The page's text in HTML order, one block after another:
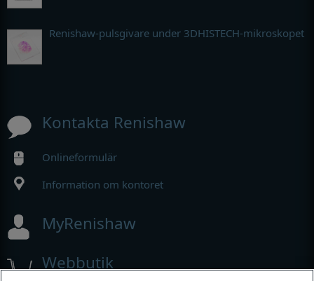
Renishaw-pulsgivare under 3DHISTECH-mikroskopet
Kontakta Renishaw
Onlineformulär
Information om kontoret
MyRenishaw
Webbutik